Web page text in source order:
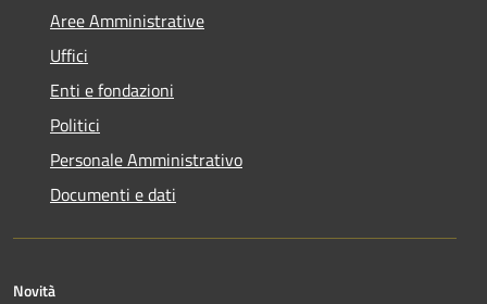
Aree Amministrative
Uffici
Enti e fondazioni
Politici
Personale Amministrativo
Documenti e dati
Novità